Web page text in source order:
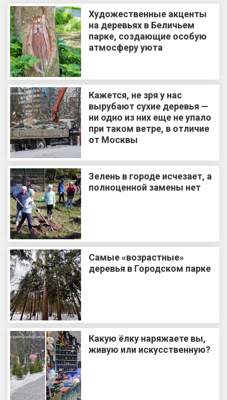
Художественные акценты
на деревьях в Беличьем
парке, создающие особую
атмосферу уюта
Кажется, не зря у нас
вырубают сухие деревья —
ни одно из них еще не упало
при таком ветре, в отличие
от Москвы
Зелень в городе исчезает, а
полноценной замены нет
Самые «возрастные»
деревья в Городском парке
Какую ёлку наряжаете вы,
живую или искусственную?